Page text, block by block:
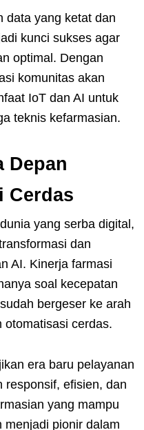
data yang ketat dan
kunci sukses agar
optimal. Dengan
komunitas akan
IoT dan AI untuk
teknis kefarmasian.
Depan
Cerdas
yang serba digital,
dan
AI. Kinerja farmasi
soal kecepatan
bergeser ke arah
otomatisasi cerdas.
era baru pelayanan
responsif, efisien, dan
yang mampu
menjadi pionir dalam